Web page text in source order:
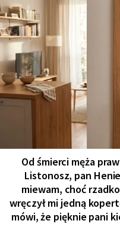
Od śmierci męża
Listonosz, pan
miewam, choć
wręczył mi jedną
mówi, że pięknie pani